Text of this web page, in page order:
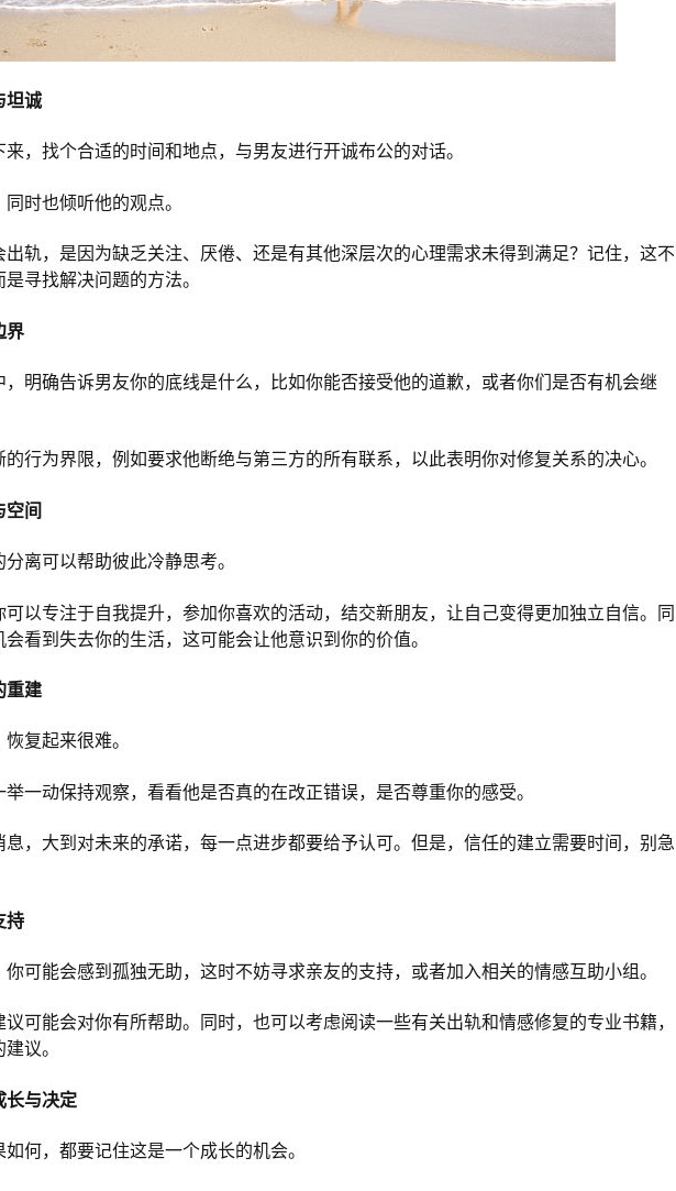
坦诚
，找个合适的时间和地点，与男友进行开诚布公的对话。
时也倾听他的观点。
出轨，是因为缺乏关注、厌倦、还是有其他深层次的心理需求未得到满足？记住，这不
寻找解决问题的方法。
界
，明确告诉男友你的底线是什么，比如你能否接受他的道歉，或者你们是否有机会继
的行为界限，例如要求他断绝与第三方的所有联系，以此表明你对修复关系的决心。
空间
离可以帮助彼此冷静思考。
可以专注于自我提升，参加你喜欢的活动，结交新朋友，让自己变得更加独立自信。同
会看到失去你的生活，这可能会让他意识到你的价值。
重建
复起来很难。
一动保持观察，看看他是否真的在改正错误，是否尊重你的感受。
息，大到对未来的承诺，每一点进步都要给予认可。但是，信任的建立需要时间，别急
持
可能会感到孤独无助，这时不妨寻求亲友的支持，或者加入相关的情感互助小组。
可能会对你有所帮助。同时，也可以考虑阅读一些有关出轨和情感修复的专业书籍，
议。
长与决定
何，都要记住这是一个成长的机会。